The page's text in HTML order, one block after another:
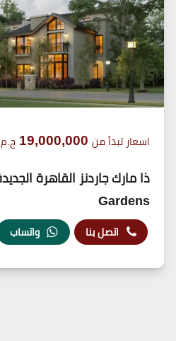
اسعار تبدأ من 19,000,000 ج.م
Gardens
اتصل بنا واتساب